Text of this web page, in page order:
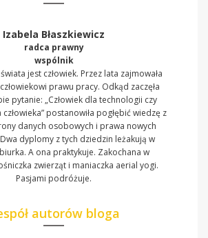
Izabela Błaszkiewicz
radca prawny
wspólnik
jest człowiek. Przez lata zajmowała
prawu pracy. Odkąd zaczęła
pytanie: „Człowiek dla technologii czy
postanowiła pogłębić wiedzę z
danych osobowych i prawa nowych
dyplomy z tych dziedzin leżakują w
A ona praktykuje. Zakochana w
zwierząt i maniaczka aerial yogi.
Pasjami podróżuje.
autorów bloga